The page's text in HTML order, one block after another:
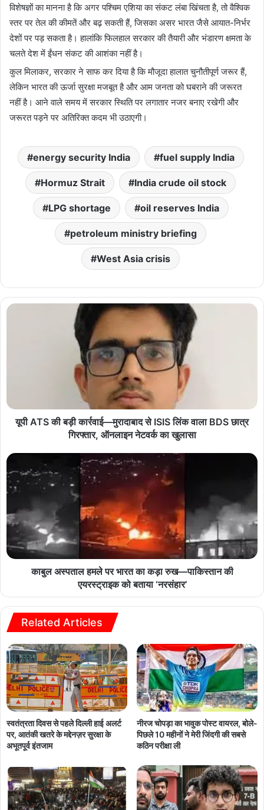
विशेषज्ञों का मानना है कि अगर पश्चिम एशिया का संकट लंबा खिंचता है, तो वैश्विक
स्तर पर तेल की कीमतें और बढ़ सकती हैं, जिसका असर भारत जैसे आयात-निर्भर
देशों पर पड़ सकता है। हालांकि फिलहाल सरकार की तैयारी और भंडारण क्षमता के
चलते देश में ईंधन संकट की आशंका नहीं है।
कुल मिलाकर, सरकार ने साफ कर दिया है कि मौजूदा हालात चुनौतीपूर्ण जरूर हैं,
लेकिन भारत की ऊर्जा सुरक्षा मजबूत है और आम जनता को घबराने की जरूरत
नहीं है। आने वाले समय में सरकार स्थिति पर लगातार नजर बनाए रखेगी और
जरूरत पड़ने पर अतिरिक्त कदम भी उठाएगी।
energy security India fuel supply India
Hormuz Strait India crude oil stock
LPG shortage oil reserves India
petroleum ministry briefing
West Asia crisis
यूपी ATS की बड़ी कार्रवाई—मुरादाबाद से ISIS लिंक वाला BDS छात्र
गिरफ्तार, ऑनलाइन नेटवर्क का खुलासा
काबुल अस्पताल हमले पर भारत का कड़ा रुख—पाकिस्तान की
एयरस्ट्राइक को बताया ‘नरसंहार’
Related Articles
स्वतंत्रता दिवस से पहले दिल्ली हाई अलर्ट
पर, आतंकी खतरे के मद्देनज़र सुरक्षा के
अभूतपूर्व इंतजाम
नीरज चोपड़ा का भावुक पोस्ट वायरल, बोले-
पिछले 10 महीनों ने मेरी जिंदगी की सबसे
कठिन परीक्षा ली